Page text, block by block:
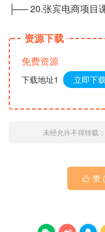
├── 20.张宾电商项目
资源下载
免费资源
下载地址1 立即下
未经允许不得转载：
 赞 (